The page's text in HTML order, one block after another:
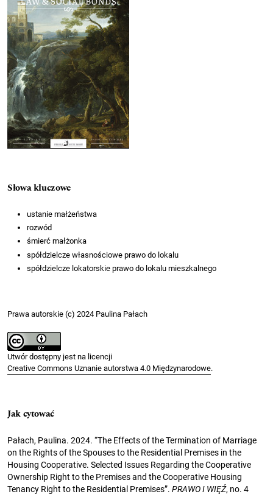
Słowa kluczowe
ustanie małżeństwa
rozwód
śmierć małżonka
spółdzielcze własnościowe prawo do lokalu
spółdzielcze lokatorskie prawo do lokalu mieszkalnego
Prawa autorskie (c) 2024 Paulina Pałach
Utwór dostępny jest na licencji
Creative Commons Uznanie autorstwa 4.0 Międzynarodowe.
Jak cytować
Pałach, Paulina. 2024. “The Effects of the Termination of Marriage
on the Rights of the Spouses to the Residential Premises in the
Housing Cooperative. Selected Issues Regarding the Cooperative
Ownership Right to the Premises and the Cooperative Housing
Tenancy Right to the Residential Premises”. PRAWO I WIĘŹ, no. 4